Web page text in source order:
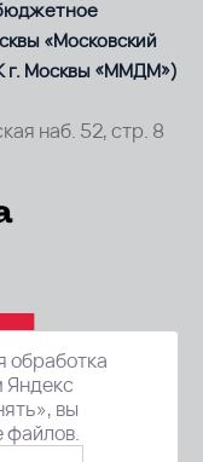
«Московский
г. Москвы «ММДМ»)
наб. 52, стр. 8
обработка
Яндекс
вы
файлов.